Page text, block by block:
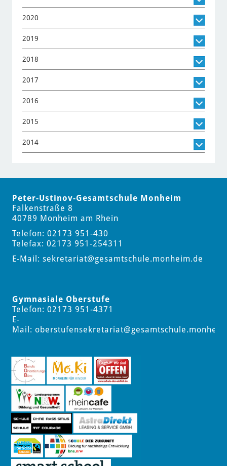
2020
2019
2018
2017
2016
2015
2014
Peter-Ustinov-Gesamtschule Monheim
Falkenstraße 8
40789 Monheim am Rhein
Telefon: 02173 951-430
Telefax: 02173 951-254311
E-Mail: sekretariat@gesamtschule.monheim.de
Gymnasiale Oberstufe
Telefon: 02173 951-4371
E-
Mail: oberstufensekretariat